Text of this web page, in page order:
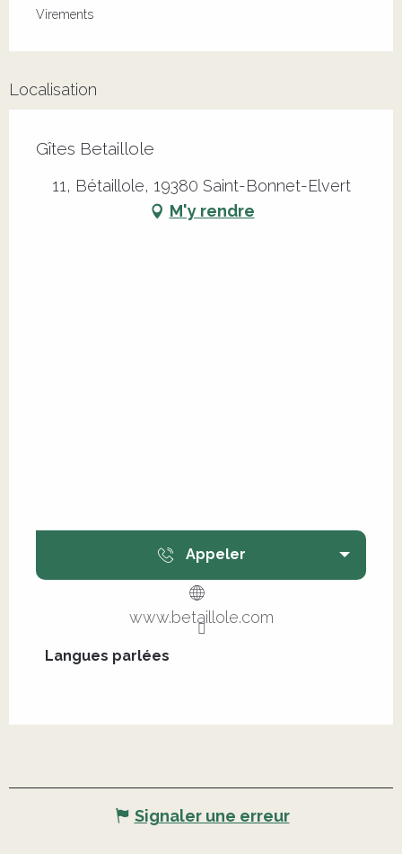
Virements
Localisation
Gîtes Betaillole
11, Bétaillole, 19380 Saint-Bonnet-Elvert
M'y rendre
Appeler
www.betaillole.com
Langues parlées
Langues parlées
Signaler une erreur